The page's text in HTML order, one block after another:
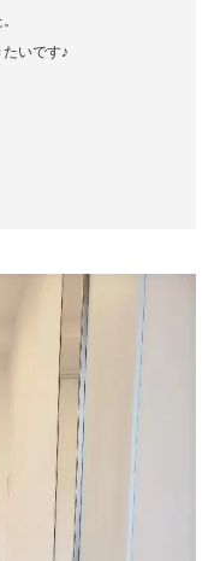
いです♪